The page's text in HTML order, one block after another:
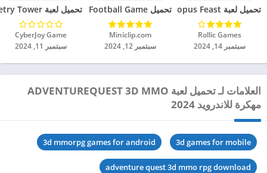
تحميل لعبة Octopus Feast مهكرة للاندرويد 2024
Rollic Games‏
سبتمبر 14, 2024
تحميل Soccer Hero PvP Football Game مهكرة للاندرويد 2024
Miniclip.com‏
سبتمبر 12, 2024
تحميل لعبة Geometry Tower مهكرة للاندرويد 2024
CyberJoy Game‏
سبتمبر 11, 2024
العلامات لـ تحميل لعبة ADVENTUREQUEST 3D MMO
مهكرة للاندرويد 2024
3d games for mobile
3d mmorpg games for android
adventure quest 3d mmo rpg download